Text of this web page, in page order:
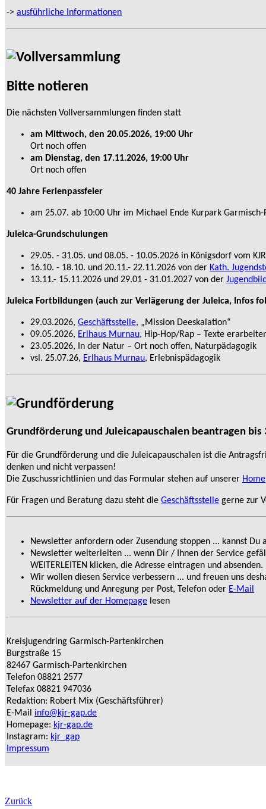
-> ausführliche Informationen
Bitte notieren
Die nächsten Vollversammlungen finden statt
am Mittwoch, den 20.05.2026, 19:00 Uhr
Ort noch offen
am Dienstag, den 17.11.2026, 19:00 Uhr
Ort noch offen
40 Jahre Ferienpassfeier
am 25.07. ab 10:00 Uhr im Michael Ende Kurpark
Juleica-Grundschulungen
29.05. - 31.05. und 08.05. - 10.05.2026 in Königsdorf vom
16.10. - 18.10. und 20.11.- 22.11.2026 von der Kath.
13.11.- 15.11.2026 und 29.01 - 31.01.2027 von der
Juleica Fortbildungen (auch zur Verlägerung der Juleica, Infos
29.03.2026, Geschäftsstelle, „Mission Deeskalation“
09.05.2026, Erlhaus Murnau, Hip-Hop/Rap – Texte
23.05.2026, In der Natur – Ort noch offen, Naturpädagogik
vsl. 25.07.26, Erlhaus Murnau, Erlebnispädagogik
Grundförderung und Juleicapauschalen beantragen bis
Für die Grundförderung und die Juleicapauschalen ist die
denken und nicht verpassen!
Die Zuschussrichtlinien und das Formular stehen auf unserer
Für Fragen und Beratung dazu steht die Geschäftsstelle gerne zur
Newsletter anfordern oder Zusendung stoppen ... kannst Du
Newsletter weiterleiten ... wenn Dir / Ihnen der Service
WEITERLEITEN klicken, die Adresse eintragen und absenden.
Wir wollen diesen Service verbessern ... und freuen uns
Rückmeldung und Anregung per Post, Telefon oder E-Mail
Newsletter auf der Homepage lesen
Kreisjugendring Garmisch-Partenkirchen
Burgstraße 15
82467 Garmisch-Partenkirchen
Telefon 08821 2577
Telefax 08821 947036
Redaktion: Robert Mix (Geschäftsführer)
E-Mail info@kjr-gap.de
Homepage: kjr-gap.de
Instagram: kjr_gap
Impressum
Zurück